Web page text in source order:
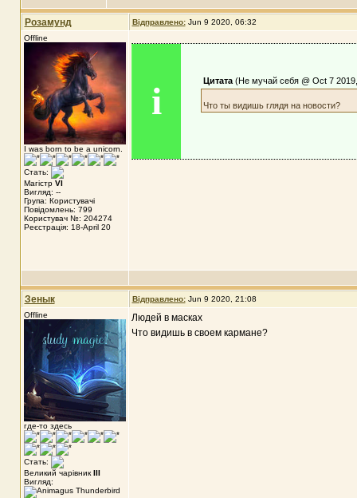
Розамунд Відправлено: Jun 9 2020, 06:32
Offline
I was born to be a unicorn.
Стать:
Магістр VI
Вигляд: --
Група: Користувачі
Повідомлень: 799
Користувач №: 204274
Реєстрація: 18-April 20
i Цитата(Не мучай себя @ Oct 7
Что ты видишь глядя на новости?
Зенык Відправлено: Jun 9 2020, 21:08
Offline
где-то здесь
Стать:
Великий чарівник III
Вигляд:
Людей в масках
Что видишь в своем кармане?